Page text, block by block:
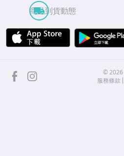
商品到貨動態
APP Store
facebook ©2026
服務條款